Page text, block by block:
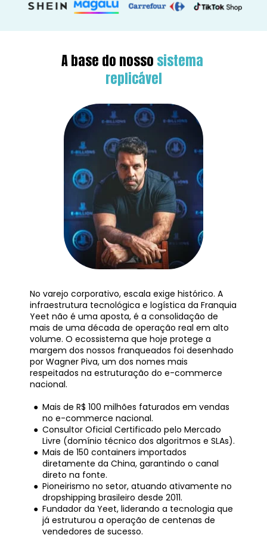
A base do nosso sistema
replicável
No varejo corporativo, escala exige histórico. A
infraestrutura tecnológica e logística da Franquia
Yeet não é uma aposta, é a consolidação de
mais de uma década de operação real em alto
volume. O ecossistema que hoje protege a
margem dos nossos franqueados foi desenhado
por Wagner Piva, um dos nomes mais
respeitados na estruturação do e-commerce
nacional.
Mais de R$ 100 milhões faturados em vendas
no e-commerce nacional.
Consultor Oficial Certificado pelo Mercado
Livre (domínio técnico dos algoritmos e SLAs).
Mais de 150 containers importados
diretamente da China, garantindo o canal
direto na fonte.
Pioneirismo no setor, atuando ativamente no
dropshipping brasileiro desde 2011.
Fundador da Yeet, liderando a tecnologia que
já estruturou a operação de centenas de
vendedores de sucesso.